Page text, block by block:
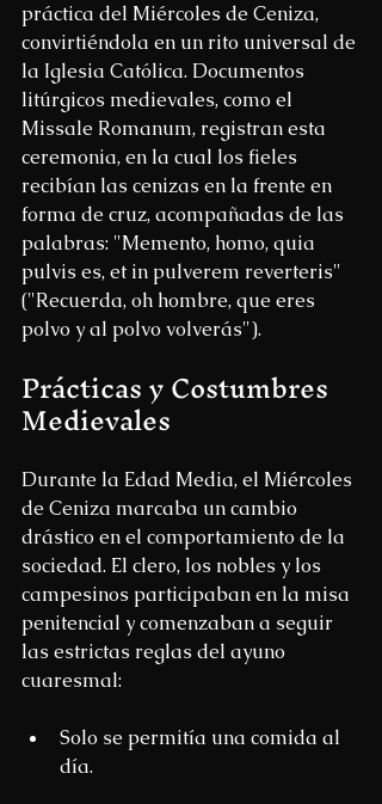
práctica del Miércoles de Ceniza,
convirtiéndola en un rito universal de
la Iglesia Católica. Documentos
litúrgicos medievales, como el
Missale Romanum, registran esta
ceremonia, en la cual los fieles
recibían las cenizas en la frente en
forma de cruz, acompañadas de las
palabras: "Memento, homo, quia
pulvis es, et in pulverem reverteris"
("Recuerda, oh hombre, que eres
polvo y al polvo volverás").
Prácticas y Costumbres
Medievales
Durante la Edad Media, el Miércoles
de Ceniza marcaba un cambio
drástico en el comportamiento de la
sociedad. El clero, los nobles y los
campesinos participaban en la misa
penitencial y comenzaban a seguir
las estrictas reglas del ayuno
cuaresmal:
Solo se permitía una comida al
día.